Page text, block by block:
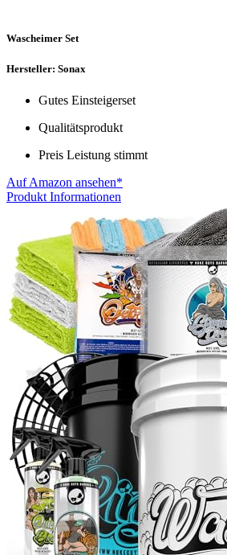
Wascheimer Set
Hersteller: Sonax
Gutes Einsteigerset
Qualitätsprodukt
Preis Leistung stimmt
Auf Amazon ansehen*
Produkt Informationen